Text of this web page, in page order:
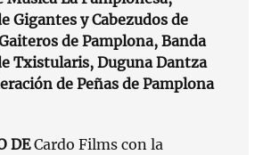
Gigantes y Cabezudos de
de Pamplona, Banda
Txistularis, Duguna Dantza
de Peñas de Pamplona
DECardo Films con la